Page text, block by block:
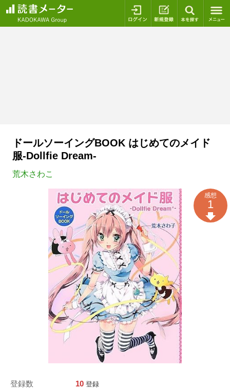
ログイン 新規登録
ドールソーイングBOOK はじめてのメイド
服-Dollfie Dream-
荒木さわこ
登録数 10 登録
感想
1